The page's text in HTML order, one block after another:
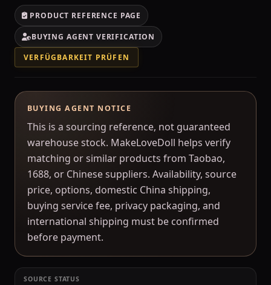
PRODUCT REFERENCE PAGE
BUYING AGENT VERIFICATION
VERFÜGBARKEIT PRÜFEN
BUYING AGENT NOTICE
This is a sourcing reference, not guaranteed
warehouse stock. MakeLoveDoll helps verify
matching or similar products from Taobao,
1688, or Chinese suppliers. Availability, source
price, options, domestic China shipping,
buying service fee, privacy packaging, and
international shipping must be confirmed
before payment.
SOURCE STATUS